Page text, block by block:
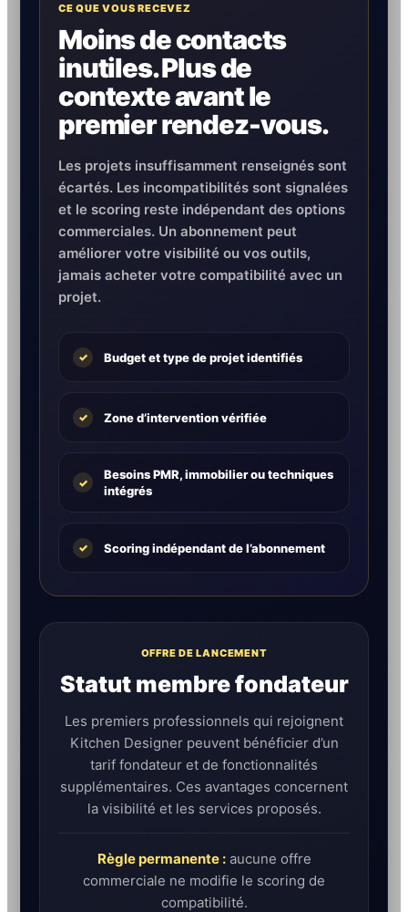
CE QUE VOUS RECEVEZ
Moins de contacts
inutiles. Plus de
contexte avant le
premier rendez-vous.
Les projets insuffisamment renseignés sont
écartés. Les incompatibilités sont signalées
et le scoring reste indépendant des options
commerciales. Un abonnement peut
améliorer votre visibilité ou vos outils,
jamais acheter votre compatibilité avec un
projet.
✓ Budget et type de projet identifiés
✓ Zone d’intervention vérifiée
✓
Besoins PMR, immobilier ou techniques
intégrés
✓ Scoring indépendant de l’abonnement
OFFRE DE LANCEMENT
Statut membre fondateur
Les premiers professionnels qui rejoignent
Kitchen Designer peuvent bénéficier d’un
tarif fondateur et de fonctionnalités
supplémentaires. Ces avantages concernent
la visibilité et les services proposés.
Règle permanente :aucune offre
commerciale ne modifie le scoring de
compatibilité.